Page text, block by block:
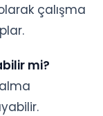
çalışma
mi?